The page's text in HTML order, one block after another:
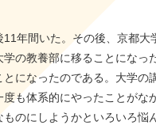
年間いた。その後、京都大
の教養部に移ることになっ
になったのである。大学の
度も体系的にやったことがな
のにしようかといろいろ悩